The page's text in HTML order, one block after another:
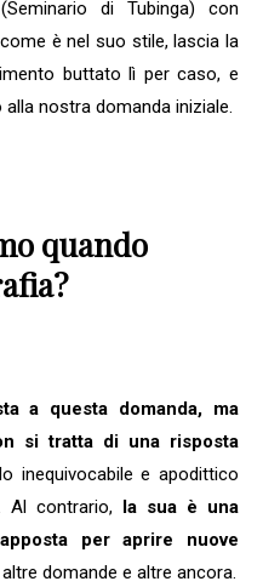
di Tubinga) con
è nel suo stile, lascia la
buttato lì per caso, e
nostra domanda iniziale.
quando
a questa domanda, ma
si tratta di una risposta
inequivocabile e apodittico
Al contrario,
la sua è una
per aprire nuove
domande e altre ancora.